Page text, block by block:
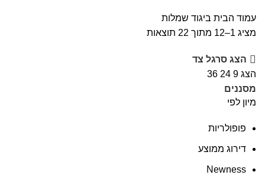
עמוד הבית ביגוד שמלות
מציג 1–12 מתוך 22 תוצאות
הצג סרגל צד
הצג 9
24
36
מסננים
מיון לפי
פופולריות
דירוג ממוצע
Newness